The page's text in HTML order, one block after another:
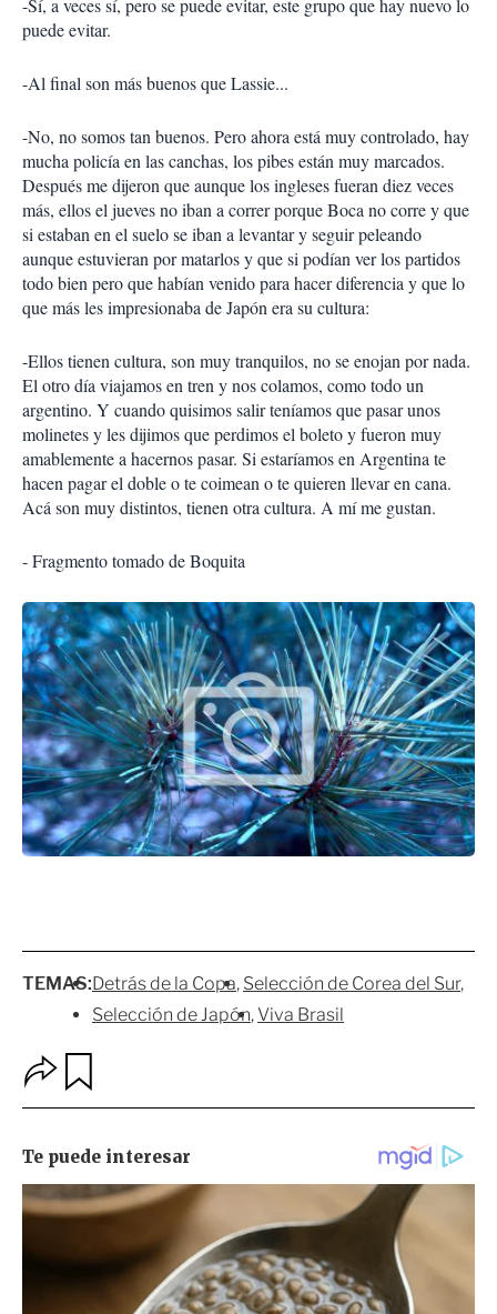
-Sí, a veces sí, pero se puede evitar, este grupo que hay nuevo lo
puede evitar.
-Al final son más buenos que Lassie...
-No, no somos tan buenos. Pero ahora está muy controlado, hay
mucha policía en las canchas, los pibes están muy marcados.
Después me dijeron que aunque los ingleses fueran diez veces
más, ellos el jueves no iban a correr porque Boca no corre y que
si estaban en el suelo se iban a levantar y seguir peleando
aunque estuvieran por matarlos y que si podían ver los partidos
todo bien pero que habían venido para hacer diferencia y que lo
que más les impresionaba de Japón era su cultura:
-Ellos tienen cultura, son muy tranquilos, no se enojan por nada.
El otro día viajamos en tren y nos colamos, como todo un
argentino. Y cuando quisimos salir teníamos que pasar unos
molinetes y les dijimos que perdimos el boleto y fueron muy
amablemente a hacernos pasar. Si estaríamos en Argentina te
hacen pagar el doble o te coimean o te quieren llevar en cana.
Acá son muy distintos, tienen otra cultura. A mí me gustan.
- Fragmento tomado de Boquita
TEMAS:Detrás de la Copa Selección de Corea del Sur
Selección de Japón Viva Brasil
p
i
o
n
r
d
a